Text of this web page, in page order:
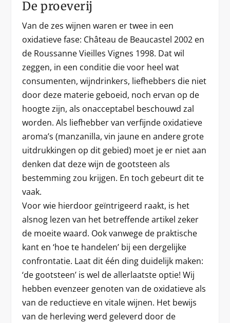
De proeverij
Van de zes wijnen waren er twee in een
oxidatieve fase: Château de Beaucastel 2002 en
de Roussanne Vieilles Vignes 1998. Dat wil
zeggen, in een conditie die voor heel wat
consumenten, wijndrinkers, liefhebbers die niet
door deze materie geboeid, noch ervan op de
hoogte zijn, als onacceptabel beschouwd zal
worden. Als liefhebber van verfijnde oxidatieve
aroma’s (manzanilla, vin jaune en andere grote
uitdrukkingen op dit gebied) moet je er niet aan
denken dat deze wijn de gootsteen als
bestemming zou krijgen. En toch gebeurt dit te
vaak.
Voor wie hierdoor geïntrigeerd raakt, is het
alsnog lezen van het betreffende artikel zeker
de moeite waard. Ook vanwege de praktische
kant en ‘hoe te handelen’ bij een dergelijke
confrontatie. Laat dit één ding duidelijk maken:
‘de gootsteen’ is wel de allerlaatste optie! Wij
hebben evenzeer genoten van de oxidatieve als
van de reductieve en vitale wijnen. Het bewijs
van de herleving werd geleverd door de